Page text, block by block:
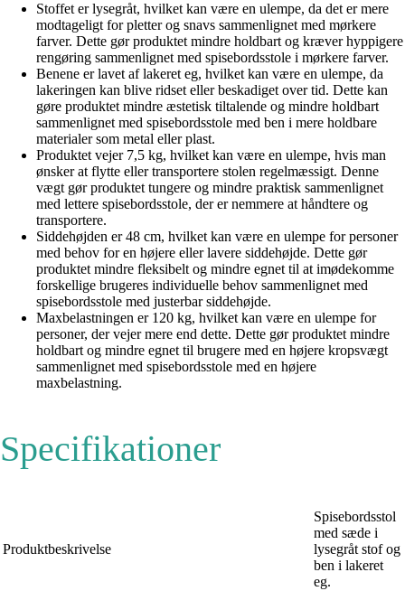
Stoffet er lysegråt, hvilket kan være en ulempe, da det er mere
modtageligt for pletter og snavs sammenlignet med mørkere
farver. Dette gør produktet mindre holdbart og kræver hyppigere
rengøring sammenlignet med spisebordsstole i mørkere farver.
Benene er lavet af lakeret eg, hvilket kan være en ulempe, da
lakeringen kan blive ridset eller beskadiget over tid. Dette kan
gøre produktet mindre æstetisk tiltalende og mindre holdbart
sammenlignet med spisebordsstole med ben i mere holdbare
materialer som metal eller plast.
Produktet vejer 7,5 kg, hvilket kan være en ulempe, hvis man
ønsker at flytte eller transportere stolen regelmæssigt. Denne
vægt gør produktet tungere og mindre praktisk sammenlignet
med lettere spisebordsstole, der er nemmere at håndtere og
transportere.
Siddehøjden er 48 cm, hvilket kan være en ulempe for personer
med behov for en højere eller lavere siddehøjde. Dette gør
produktet mindre fleksibelt og mindre egnet til at imødekomme
forskellige brugeres individuelle behov sammenlignet med
spisebordsstole med justerbar siddehøjde.
Maxbelastningen er 120 kg, hvilket kan være en ulempe for
personer, der vejer mere end dette. Dette gør produktet mindre
holdbart og mindre egnet til brugere med en højere kropsvægt
sammenlignet med spisebordsstole med en højere
maxbelastning.
Specifikationer
Produktbeskrivelse
Spisebordsstol
med sæde i
lysegråt stof og
ben i lakeret
eg.